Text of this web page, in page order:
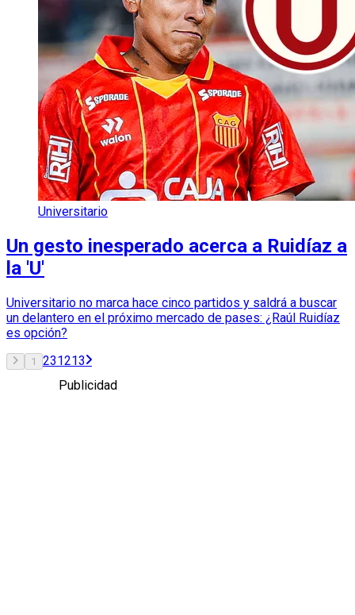
Universitario
Un gesto inesperado acerca a Ruidíaz a
la 'U'
Universitario no marca hace cinco partidos y saldrá a buscar
un delantero en el próximo mercado de pases: ¿Raúl Ruidíaz
es opción?
1 231213
Publicidad